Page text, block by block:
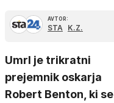
AVTOR:
STA K.Z.
Umrl je trikratni
prejemnik oskarja
Robert Benton, ki se